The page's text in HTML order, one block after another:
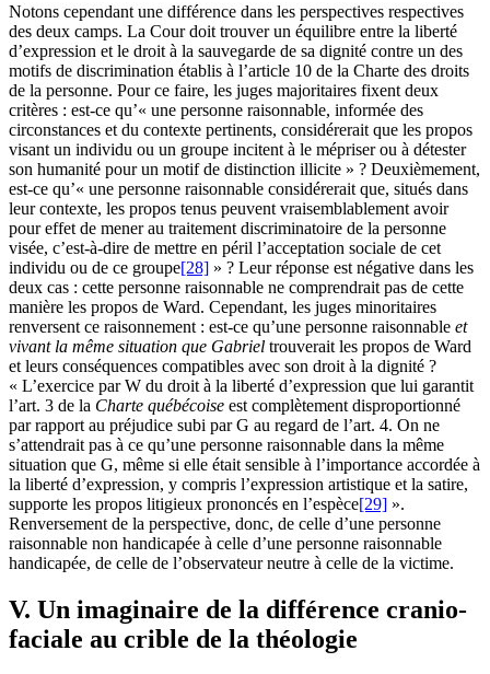
Notons cependant une différence dans les perspectives respectives
des deux camps. La Cour doit trouver un équilibre entre la liberté
d’expression et le droit à la sauvegarde de sa dignité contre un des
motifs de discrimination établis à l’article 10 de la Charte des droits
de la personne. Pour ce faire, les juges majoritaires fixent deux
critères : est-ce qu’« une personne raisonnable, informée des
circonstances et du contexte pertinents, considérerait que les propos
visant un individu ou un groupe incitent à le mépriser ou à détester
son humanité pour un motif de distinction illicite » ? Deuxièmement,
est-ce qu’« une personne raisonnable considérerait que, situés dans
leur contexte, les propos tenus peuvent vraisemblablement avoir
pour effet de mener au traitement discriminatoire de la personne
visée, c’est-à-dire de mettre en péril l’acceptation sociale de cet
individu ou de ce groupe[28] » ? Leur réponse est négative dans les
deux cas : cette personne raisonnable ne comprendrait pas de cette
manière les propos de Ward. Cependant, les juges minoritaires
renversent ce raisonnement : est-ce qu’une personne raisonnable et
vivant la même situation que Gabriel trouverait les propos de Ward
et leurs conséquences compatibles avec son droit à la dignité ?
« L’exercice par W du droit à la liberté d’expression que lui garantit
l’art. 3 de la Charte québécoise est complètement disproportionné
par rapport au préjudice subi par G au regard de l’art. 4. On ne
s’attendrait pas à ce qu’une personne raisonnable dans la même
situation que G, même si elle était sensible à l’importance accordée à
la liberté d’expression, y compris l’expression artistique et la satire,
supporte les propos litigieux prononcés en l’espèce[29] ».
Renversement de la perspective, donc, de celle d’une personne
raisonnable non handicapée à celle d’une personne raisonnable
handicapée, de celle de l’observateur neutre à celle de la victime.
V. Un imaginaire de la différence cranio-
faciale au crible de la théologie